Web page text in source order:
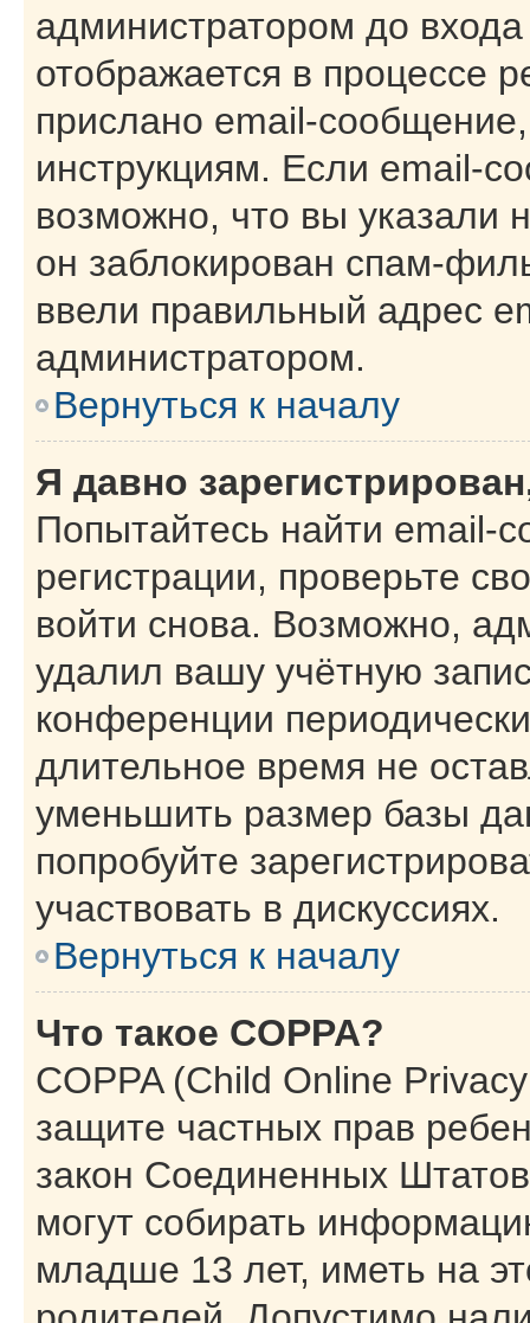
администратором до
отображается в процессе
прислано email-
инструкциям. Если email-
возможно, что вы указали
он заблокирован спам-
ввели правильный адрес
администратором.
Вернуться к началу
Я давно
Попытайтесь найти email-
регистрации, проверьте
войти снова. Возможно,
удалил вашу учётную
конференции
длительное время не
уменьшить размер базы
попробуйте
участвовать в дискуссиях.
Вернуться к началу
Что такое COPPA?
COPPA (Child Online
защите частных прав
закон Соединенных
могут собирать
младше 13 лет, иметь на